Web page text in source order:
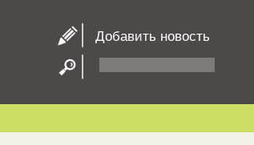
Добавить новость